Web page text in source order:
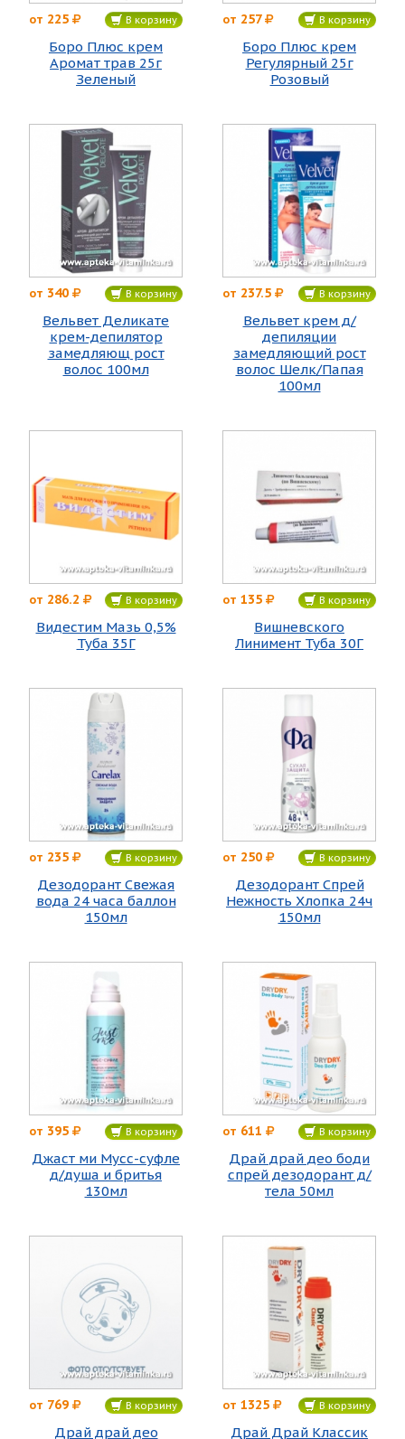
от 225 В корзину
Боро Плюс крем
Аромат трав 25г
Зеленый
от 257 В корзину
Боро Плюс крем
Регулярный 25г
Розовый
от 340 В корзину
Вельвет Деликате
крем-депилятор
замедляющ рост
волос 100мл
от 237.5 В корзину
Вельвет крем д/
депиляции
замедляющий рост
волос Шелк/Папая
100мл
от 286.2 В корзину
Видестим Мазь 0,5%
Туба 35Г
от 135 В корзину
Вишневского
Линимент Туба 30Г
от 235 В корзину
Дезодорант Свежая
вода 24 часа баллон
150мл
от 250 В корзину
Дезодорант Спрей
Нежность Хлопка 24ч
150мл
от 395 В корзину
Джаст ми Мусс-суфле
д/душа и бритья
130мл
от 611 В корзину
Драй драй део боди
спрей дезодорант д/
тела 50мл
от 769 В корзину
Драй драй део
от 1325 В корзину
Драй Драй Классик